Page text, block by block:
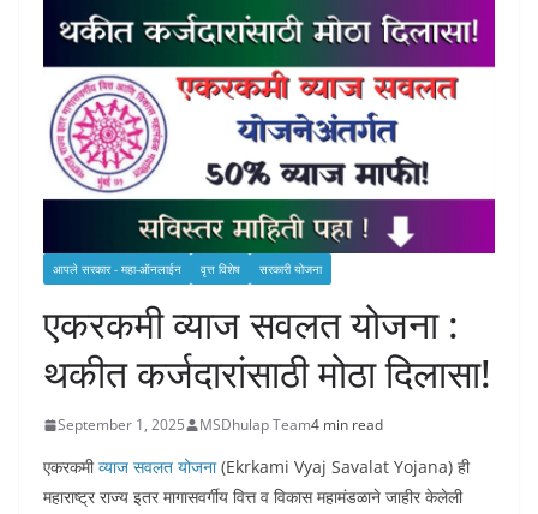
आपले सरकार - महा-ऑनलाईन वृत्त विशेष सरकारी योजना
एकरकमी व्याज सवलत योजना :
थकीत कर्जदारांसाठी मोठा दिलासा!
September 1, 2025 MSDhulap Team4 min read
एकरकमीव्याज सवलत योजना(Ekrkami Vyaj Savalat Yojana) ही
महाराष्ट्र राज्य इतर मागासवर्गीय वित्त व विकास महामंडळाने जाहीर केलेली